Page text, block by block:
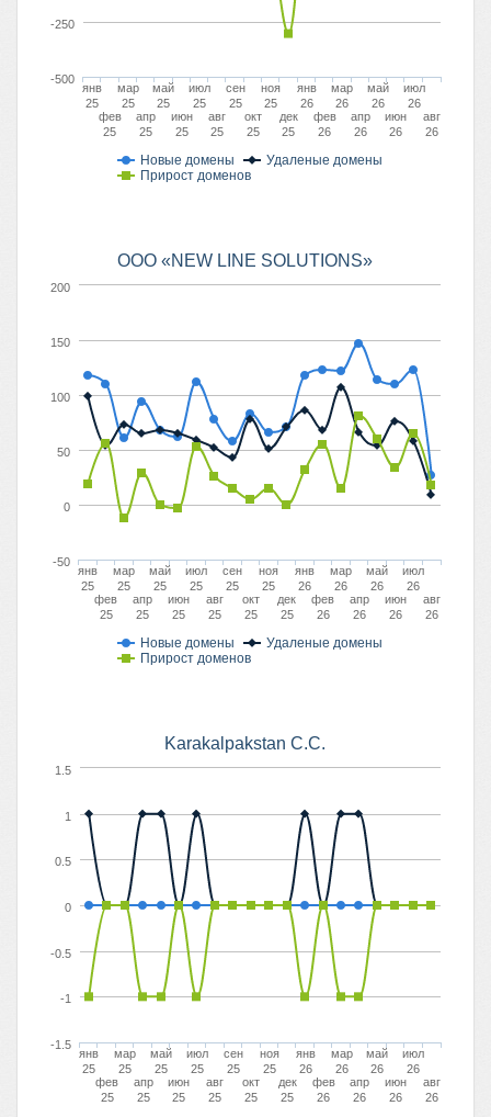
Новые домены
Удаленые домены
Прирост доменов
янв
25
фев
25
мар
25
апр
25
май
25
июн
25
июл
25
авг
25
сен
25
окт
25
ноя
25
дек
25
янв
26
фев
26
мар
26
апр
26
май
26
июн
26
июл
26
авг
26
-500
-250
ООО «NEW LINE SOLUTIONS»
Новые домены
Удаленые домены
Прирост доменов
янв
25
фев
25
мар
25
апр
25
май
25
июн
25
июл
25
авг
25
сен
25
окт
25
ноя
25
дек
25
янв
26
фев
26
мар
26
апр
26
май
26
июн
26
июл
26
авг
26
0
50
100
150
-50
200
Karakalpakstan C.C.
янв
25
фев
25
мар
25
апр
25
май
25
июн
25
июл
25
авг
25
сен
25
окт
25
ноя
25
дек
25
янв
26
фев
26
мар
26
апр
26
май
26
июн
26
июл
26
авг
26
-1.5
-1
-0.5
0
0.5
1
1.5